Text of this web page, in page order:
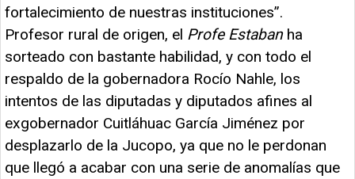
fortalecimiento de nuestras instituciones”.
Profesor rural de origen, el Profe Estaban ha
sorteado con bastante habilidad, y con todo el
respaldo de la gobernadora Rocío Nahle, los
intentos de las diputadas y diputados afines al
exgobernador Cuitláhuac García Jiménez por
desplazarlo de la Jucopo, ya que no le perdonan
que llegó a acabar con una serie de anomalías que